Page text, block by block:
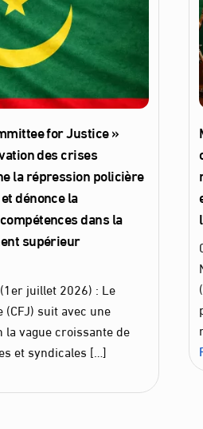
for Justice »
des crises
la répression policière
dénonce la
dans la
supérieur
juillet 2026) : Le
suit avec une
vague croissante de
et syndicales […]